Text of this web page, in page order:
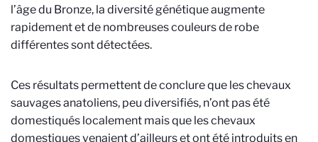
l’âge du Bronze, la diversité génétique augmente
rapidement et de nombreuses couleurs de robe
différentes sont détectées.
Ces résultats permettent de conclure que les chevaux
sauvages anatoliens, peu diversifiés, n’ont pas été
domestiqués localement mais que les chevaux
domestiques venaient d’ailleurs et ont été introduits en